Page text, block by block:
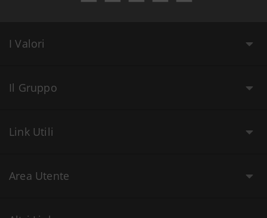
I Valori
Il Gruppo
Link Utili
Area Utente